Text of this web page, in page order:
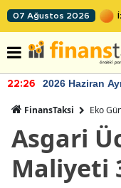
07 Ağustos 2026
22:26 2026 Haziran
FinansTaksi Eko
Asgari
Maliyeti